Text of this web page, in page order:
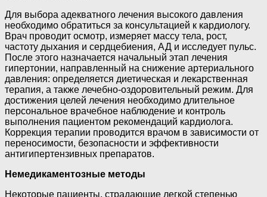
Для выбора адекватного лечения высокого давления
необходимо обратиться за консультацией к кардиологу.
Врач проводит осмотр, измеряет массу тела, рост,
частоту дыхания и сердцебиения, АД и исследует пульс.
После этого назначается начальный этап лечения
гипертонии, направленный на снижение артериального
давления: определяется диетическая и лекарственная
терапия, а также лечебно-оздоровительный режим. Для
достижения целей лечения необходимо длительное
персональное врачебное наблюдение и контроль
выполнения пациентом рекомендаций кардиолога.
Коррекция терапии проводится врачом в зависимости от
переносимости, безопасности и эффективности
антигипертензивных препаратов.
Немедикаментозные методы
Некоторые пациенты, страдающие легкой степенью